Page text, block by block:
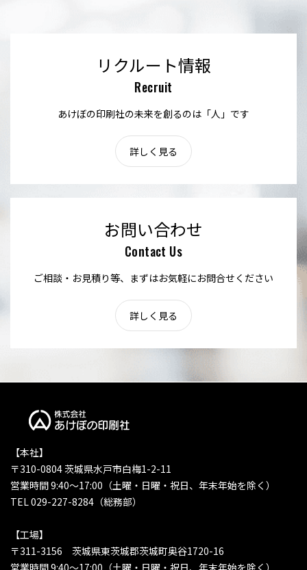
リクルート情報
Recruit
あけぼの印刷社の未来を創るのは「人」です
詳しく見る
お問い合わせ
Contact Us
ご相談・お見積り等、まずはお気軽にお問合せください
詳しく見る
【本社】
〒310-0804 茨城県水戸市白梅1-2-11
営業時間 9:40〜17:00（土曜・日曜・祝日、年末年始を除く）
TEL 029-227-8284（総務部）
【工場】
〒311-3156 茨城県東茨城郡茨城町奥谷1720-16
営業時間 9:40〜17:00（土曜・日曜・祝日、年末年始を除く）